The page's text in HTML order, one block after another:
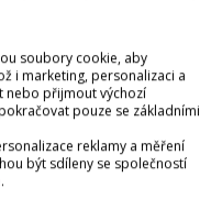
a služby, který vznikl
soubory cookie, aby
i marketing, personalizaci a
nebo přijmout výchozí
pouze se základními
reklamy a měření
být sdíleny se společností
.